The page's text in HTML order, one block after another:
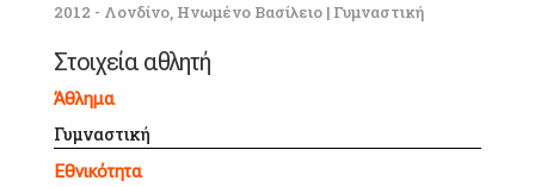
2012 - Λονδίνο, Ηνωμένο Βασίλειο| Γυμναστική
Στοιχεία αθλητή
Άθλημα
Γυμναστική
Εθνικότητα